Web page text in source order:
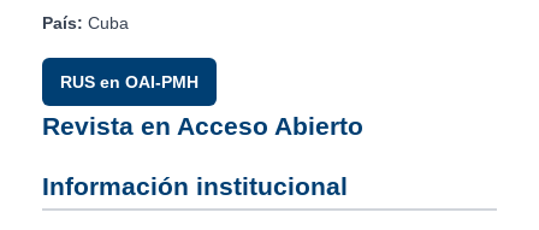
País: Cuba
RUS en OAI-PMH
Revista en Acceso Abierto
Información institucional